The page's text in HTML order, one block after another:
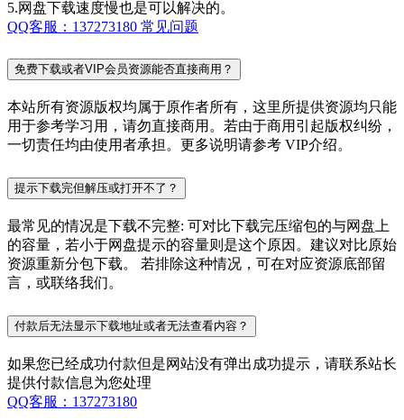
5.网盘下载速度慢也是可以解决的。
QQ客服：137273180 常见问题
免费下载或者VIP会员资源能否直接商用？
本站所有资源版权均属于原作者所有，这里所提供资源均只能
用于参考学习用，请勿直接商用。若由于商用引起版权纠纷，
一切责任均由使用者承担。更多说明请参考 VIP介绍。
提示下载完但解压或打开不了？
最常见的情况是下载不完整: 可对比下载完压缩包的与网盘上
的容量，若小于网盘提示的容量则是这个原因。建议对比原始
资源重新分包下载。 若排除这种情况，可在对应资源底部留
言，或联络我们。
付款后无法显示下载地址或者无法查看内容？
如果您已经成功付款但是网站没有弹出成功提示，请联系站长
提供付款信息为您处理
QQ客服：137273180